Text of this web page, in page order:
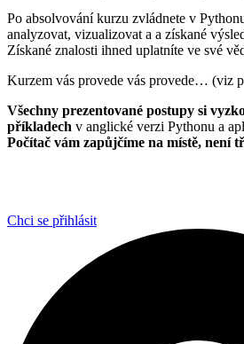
Po absolvování kurzu zvládnete v
analyzovat, vizualizovat a a získané
Získané znalosti ihned uplatníte ve své
Kurzem vás provede vás provede… (viz
Všechny prezentované postupy si
příkladech v anglické verzi Pythonu a
Počítač vám zapůjčíme na místě, není
Chci se přihlásit